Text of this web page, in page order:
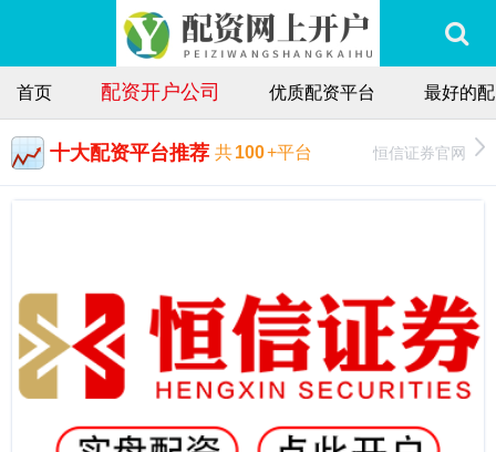
首页 配资开户公司 优质配资平台 最好的
十大配资平台推荐 共100+平台 恒信证券官网